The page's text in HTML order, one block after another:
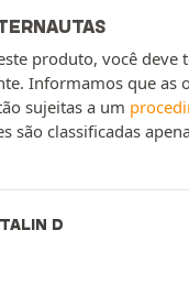
produto, você deve
Informamos que as
sujeitas a um
são classificadas
D